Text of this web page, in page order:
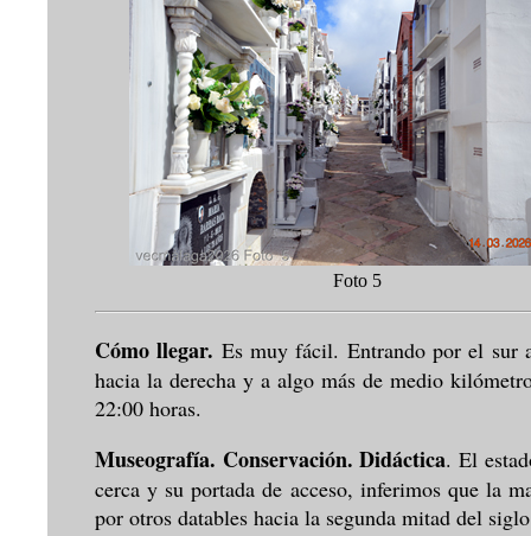
Foto
Cómo llegar. Es muy fácil. Entrando por el sur
hacia la derecha y a algo más de medio
22:00 horas.
Museografía. Conservación. Didáctica. El
cerca y su portada de acceso, inferimos que la
por otros datables hacia la segunda mitad del